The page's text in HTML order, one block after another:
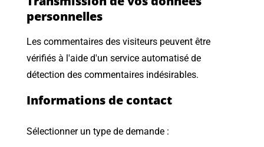
personnelles
Les commentaires des visiteurs peuvent être
vérifiés à l'aide d'un service automatisé de
détection des commentaires indésirables.
Informations de contact
Sélectionner un type de demande :